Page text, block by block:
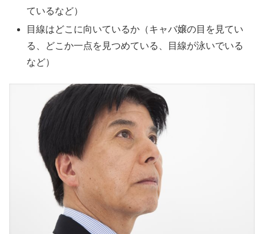
ているなど）
目線はどこに向いているか（キャバ嬢の目を見てい
る、どこか一点を見つめている、目線が泳いでいる
など）